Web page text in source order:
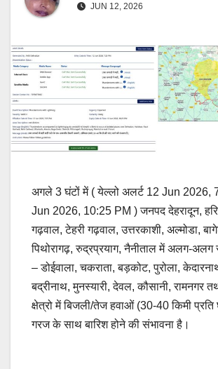
JUN 12, 2026
अगले 3 घंटों में ( येल्लो अलर्ट 12 Jun 2026,
Jun 2026, 10:25 PM ) जनपद देहरादून,
गढ़वाल, टेहरी गढ़वाल, उत्तरकाशी, अल्मोडा,
पिथोरागढ़, रुद्रप्रयाग, नैनीताल में अलग-अलग
– डोईवाला, चकराता, बड़कोट, पुरोला,
बद्रीनाथ, मुनस्यारी, देवल, कौसानी, रामनगर
क्षेत्रो में बिजली/तेज हवाओं (30-40 किमी
गरज के साथ बारिश होने की संभावना है।